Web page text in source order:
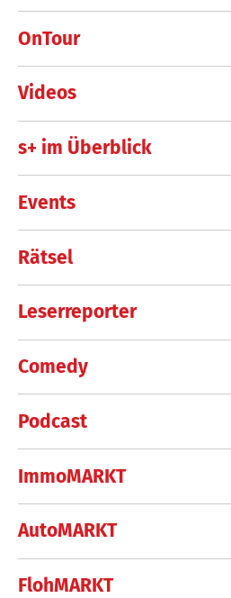
OnTour
Videos
s+ im Überblick
Events
Rätsel
Leserreporter
Comedy
Podcast
ImmoMARKT
AutoMARKT
FlohMARKT